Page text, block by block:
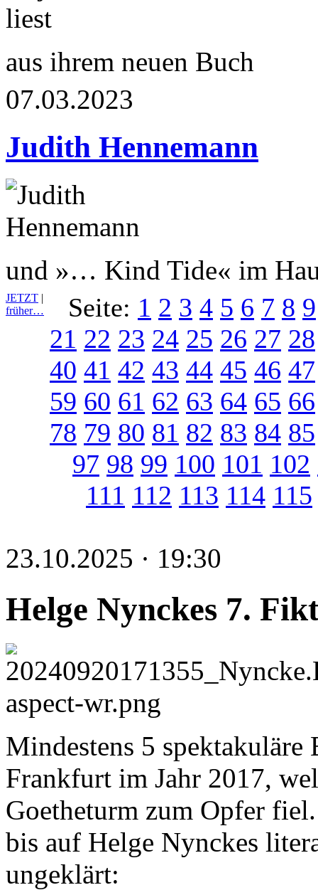
aus ihrem neuen Buch
07.03.2023
Judith Hennemann
und »… Kind Tide« im
JETZT |
früher…
Seite: 1 2 3 4 5 6 7 8 9
21 22 23 24 25 26 27 28
40 41 42 43 44 45 46 47
59 60 61 62 63 64 65 66
78 79 80 81 82 83 84 85
97 98 99 100 101 102
111 112 113 114 115
23.10.2025 · 19:30
Helge Nynckes 7.
Mindestens 5 spektakuläre
Frankfurt im Jahr 2017,
Goetheturm zum Opfer
bis auf Helge Nynckes
ungeklärt: